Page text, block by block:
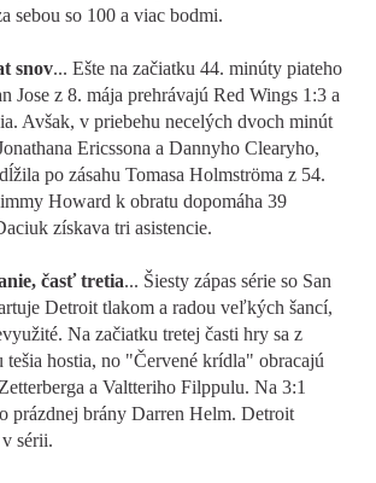
sebou so 100 a viac bodmi.
snov... Ešte na začiatku 44. minúty piateho
Jose z 8. mája prehrávajú Red Wings 1:3 a
Avšak, v priebehu necelých dvoch minút
Ericssona a Dannyho Clearyho,
po zásahu Tomasa Holmströma z 54.
Howard k obratu dopomáha 39
získava tri asistencie.
časť tretia... Šiesty zápas série so San
Detroit tlakom a radou veľkých šancí,
Na začiatku tretej časti hry sa z
tešia hostia, no "Červené krídla" obracajú
a Valtteriho Filppulu. Na 3:1
prázdnej brány Darren Helm. Detroit
sérii.